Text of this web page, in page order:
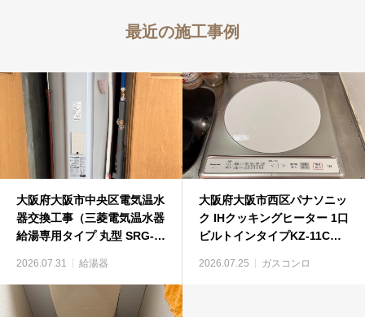
最近の施工事例
大阪府大阪市中央区電気温水
器交換工事（三菱電気温水器
給湯専用タイプ 丸型 SRG-
2026.07.31 給湯器
大阪府大阪市西区パナソニッ
ク IHクッキングヒーター 1口
ビルトインタイプKZ-11Cビ
2026.07.25 ガスコンロ